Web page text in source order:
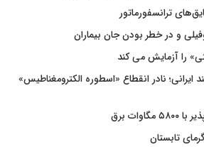
ترانسفورماتور
و در خطر بودن جان بیماران
را آزمایش می کند
ایرانی؛ نادر انقطاع «اسطوره الکترومغناطیس»
برق
تابستان